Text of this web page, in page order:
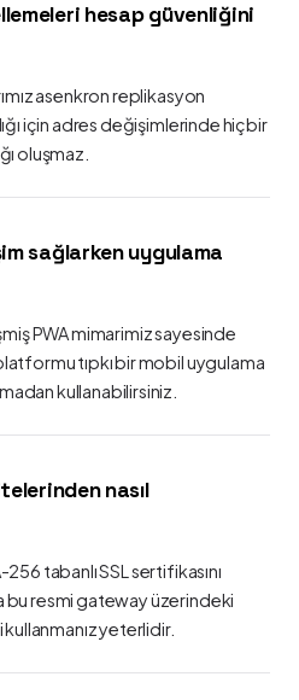
hesap güvenliğini
asenkron replikasyon
için adres değişimlerinde hiçbir
oluşmaz.
sağlarken uygulama
PWA mimarimiz sayesinde
tıpkı bir mobil uygulama
kullanabilirsiniz.
nasıl
tabanlı SSL sertifikasını
bu resmi gateway üzerindeki
yeterlidir.